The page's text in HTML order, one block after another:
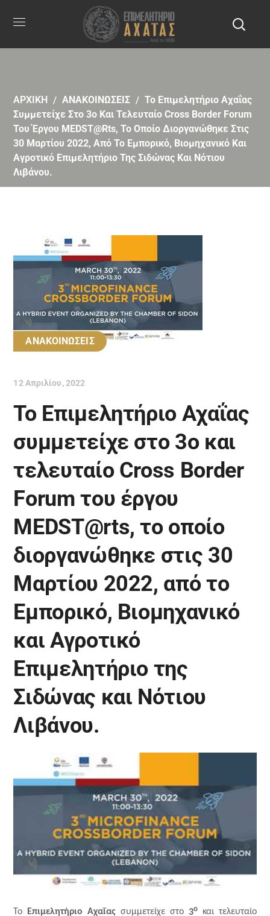
ΑΡΧΙΚΗ ΑΝΑΚΟΙΝΩΣΕΙΣ
Το Επιμελητήριο Αχαΐας
Συμμετείχε Στο 3ο Και Τελευταίο Cross Border Forum
Του Έργου MEDST@rts, Το Οποίο Διοργανώθηκε Στις
30 Μαρτίου 2022, Από Το Εμπορικό, Βιομηχανικό Και
Αγροτικό Επιμελητήριο Της Σιδώνας Και Νότιου
Λιβάνου.
ΑΝΑΚΟΙΝΩΣΕΙΣ
12 Απριλίου, 2022
Το Επιμελητήριο Αχαΐας
συμμετείχε στο 3ο και
τελευταίο Cross Border
Forum του έργου
MEDST@rts, το οποίο
διοργανώθηκε στις 30
Μαρτίου 2022, από το
Εμπορικό, Βιομηχανικό
και Αγροτικό
Επιμελητήριο της
Σιδώνας και Νότιου
Λιβάνου.
Το Επιμελητήριο Αχαΐας συμμετείχε στο 3ο
και τελευταίο